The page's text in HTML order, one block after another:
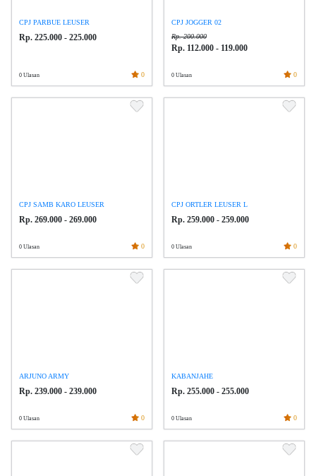
CPJ PARBUE LEUSER
Rp. 225.000 - 225.000
0 Ulasan 0
CPJ JOGGER 02
Rp. 200.000
Rp. 112.000 - 119.000
0 Ulasan 0
CPJ SAMB KARO LEUSER
Rp. 269.000 - 269.000
0 Ulasan 0
CPJ ORTLER LEUSER L
Rp. 259.000 - 259.000
0 Ulasan 0
ARJUNO ARMY
Rp. 239.000 - 239.000
0 Ulasan 0
KABANJAHE
Rp. 255.000 - 255.000
0 Ulasan 0